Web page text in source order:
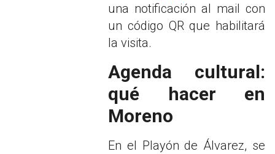
una notificación al mail con
un código QR que habilitará
la visita.
Agenda cultural:
qué hacer en
Moreno
En el Playón de Álvarez, se